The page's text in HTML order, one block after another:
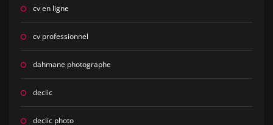
cv en ligne
cv professionnel
dahmane photographe
declic
declic photo